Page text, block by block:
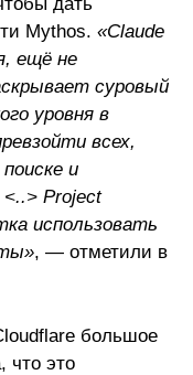
Mythos. «Claude
ещё не
суровый
уровня в
всех,
и
Project
использовать
, — отметили в
большое
что это